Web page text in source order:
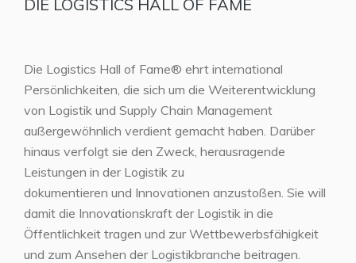
DIE LOGISTICS HALL OF FAME
Die Logistics Hall of Fame® ehrt international
Persönlichkeiten, die sich um die Weiterentwicklung
von Logistik und Supply Chain Management
außergewöhnlich verdient gemacht haben. Darüber
hinaus verfolgt sie den Zweck, herausragende
Leistungen in der Logistik zu
dokumentieren und Innovationen anzustoßen. Sie will
damit die Innovationskraft der Logistik in die
Öffentlichkeit tragen und zur Wettbewerbsfähigkeit
und zum Ansehen der Logistikbranche beitragen.